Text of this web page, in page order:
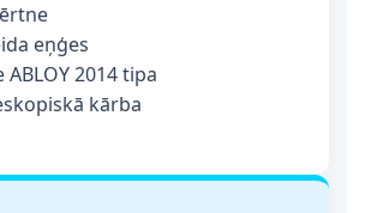
eņģes
ABLOY 2014 tipa
kārba